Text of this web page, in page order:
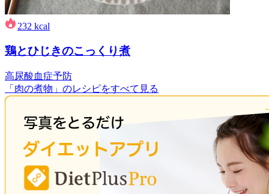
232 kcal
鶏とひじきのこっくり煮
高尿酸血症予防
「肉の煮物」のレシピをすべて見る